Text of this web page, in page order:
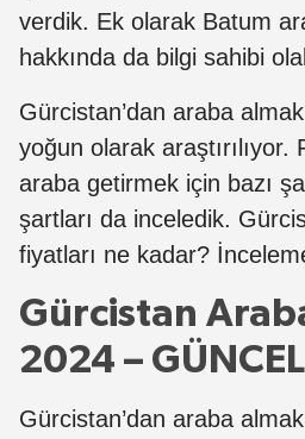
verdik. Ek olarak Batum
hakkında da bilgi sahibi
Gürcistan’dan araba
yoğun olarak araştırılıyor.
araba getirmek için bazı
şartları da inceledik.
fiyatları ne kadar?
Gürcistan
2024 –
Gürcistan’dan araba